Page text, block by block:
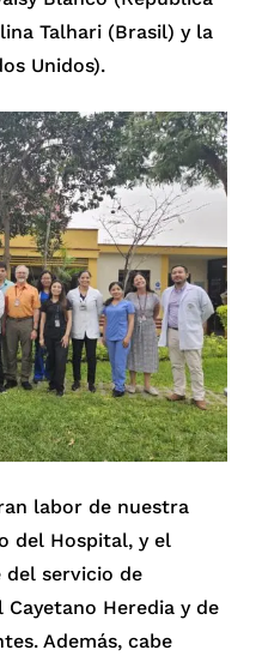
Talhari (Brasil) y la
Unidos).
labor de nuestra
del Hospital, y el
del servicio de
Heredia y de
Además, cabe